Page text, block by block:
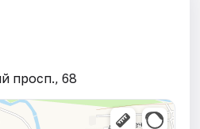
просп., 68